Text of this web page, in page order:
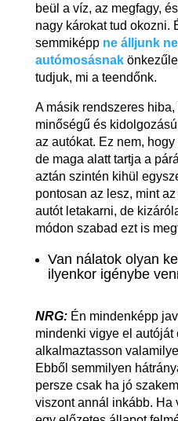
beül a víz, az megfagy,
nagy károkat tud okozni.
semmiképp ne álljunk
autómosásnak
tudjuk, mi a teendőnk.
A másik rendszeres
minőségű és
az autókat. Ez nem,
de maga alatt tartja a
aztán szintén kihül
pontosan az lesz, mint
autót letakarni, de
módon szabad ezt is
Van nálatok olyan
ilyenkor igénybe
NRG:Én mindenképp
mindenki vigye el
alkalmaztasson
Ebből semmilyen
persze csak ha jó
viszont annál inkább. Ha